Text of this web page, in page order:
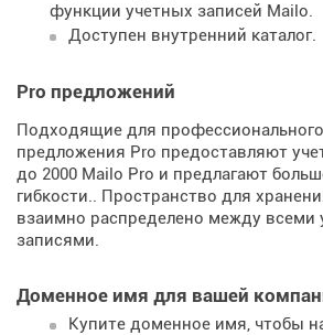
функции учетных записей Mailo.
Доступен внутренний каталог.
Pro предложений
Подходящие для
предложения Pro предоставляют
до 2000 Mailo Pro и предлагают
гибкости.. Пространство для
взаимно распределено между всеми
записями.
Доменное имя для вашей
Купите доменное имя, чтобы